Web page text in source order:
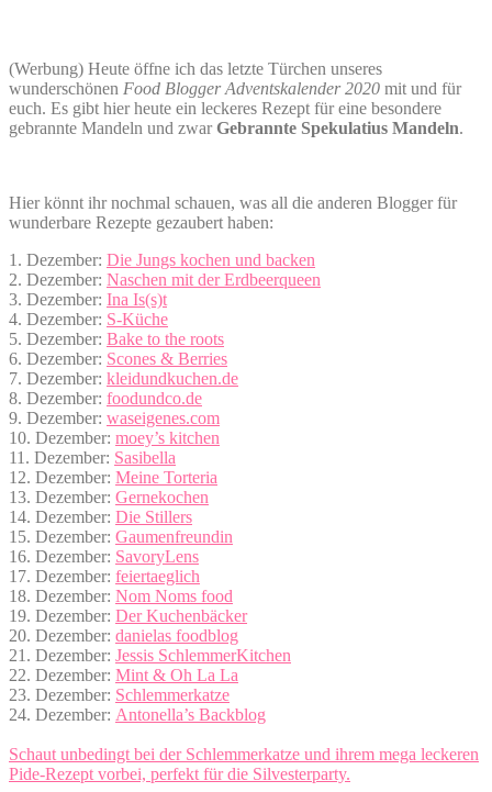
(Werbung) Heute öffne ich das letzte Türchen unseres
wunderschönen Food Blogger Adventskalender 2020 mit und für
euch. Es gibt hier heute ein leckeres Rezept für eine besondere
gebrannte Mandeln und zwarGebrannte Spekulatius Mandeln.
Hier könnt ihr nochmal schauen, was all die anderen Blogger für
wunderbare Rezepte gezaubert haben:
1. Dezember: Die Jungs kochen und backen
2. Dezember: Naschen mit der Erdbeerqueen
3. Dezember: Ina Is(s)t
4. Dezember: S-Küche
5. Dezember: Bake to the roots
6. Dezember: Scones & Berries
7. Dezember: kleidundkuchen.de
8. Dezember: foodundco.de
9. Dezember: waseigenes.com
10. Dezember: moey’s kitchen
11. Dezember: Sasibella
12. Dezember: Meine Torteria
13. Dezember: Gernekochen
14. Dezember: Die Stillers
15. Dezember: Gaumenfreundin
16. Dezember: SavoryLens
17. Dezember: feiertaeglich
18. Dezember: Nom Noms food
19. Dezember: Der Kuchenbäcker
20. Dezember: danielas foodblog
21. Dezember: Jessis SchlemmerKitchen
22. Dezember: Mint & Oh La La
23. Dezember: Schlemmerkatze
24. Dezember: Antonella’s Backblog
Schaut unbedingt bei der Schlemmerkatze und ihrem mega leckeren
Pide-Rezept vorbei, perfekt für die Silvesterparty.